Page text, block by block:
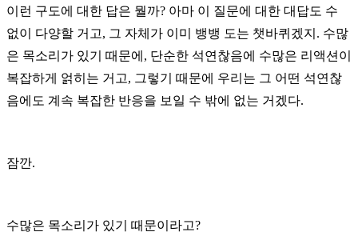
이런 구도에 대한 답은 뭘까? 아마 이 질문에 대한 대답도 수
없이 다양할 거고, 그 자체가 이미 뱅뱅 도는 챗바퀴겠지 . 수많
은 목소리가 있기 때문에 , 단순한 석연찮음에 수많은 리액션이
복잡하게 얽히는 거고, 그렇기 때문에 우리는 그 어떤 석연찮
음에도 계속 복잡한 반응을 보일 수 밖에 없는 거겠다.
잠깐.
수많은 목소리가 있기 때문이라고?